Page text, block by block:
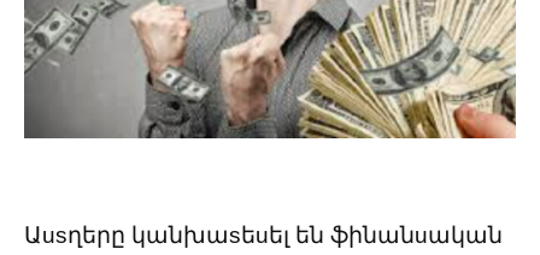
Աusղերը կանխաsեuել են ֆինանuական